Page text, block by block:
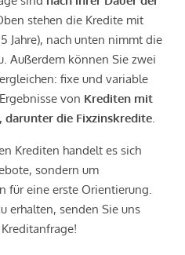
stehen die Kredite mit
Jahre), nach unten nimmt die
Außerdem können Sie zwei
fixe und variable
von Krediten mit
darunter die Fixzinskredite
Krediten handelt es sich
sondern um
für eine erste Orientierung.
erhalten, senden Sie uns